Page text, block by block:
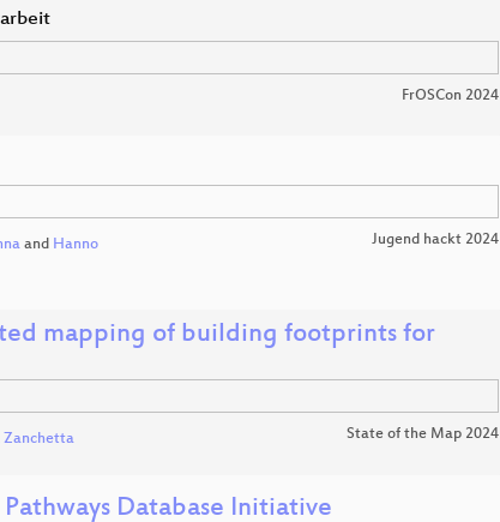
FrOSCon 2024
and Hanno Jugend hackt 2024
mapping of building footprints for
Zanchetta State of the Map 2024
Database Initiative